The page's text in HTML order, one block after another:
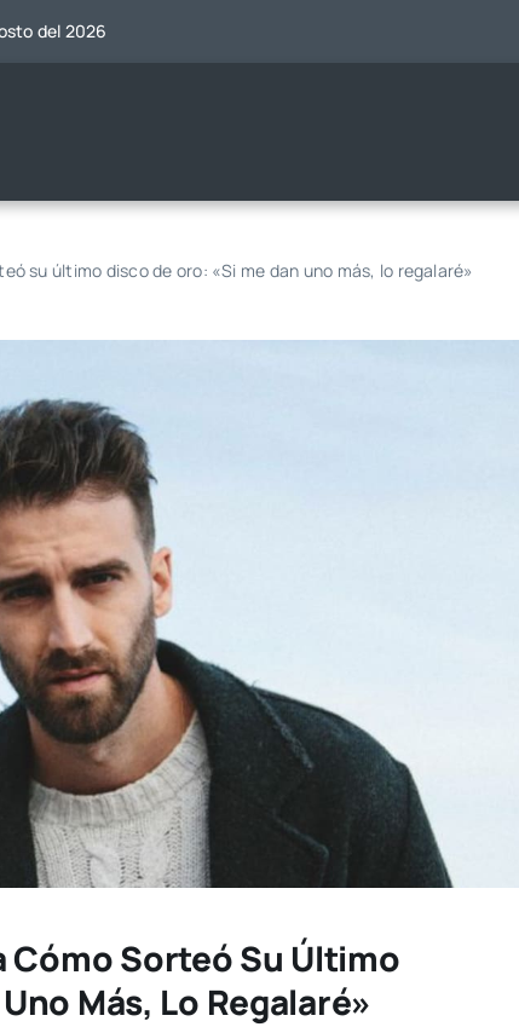
del 2026
su último disco de oro: «Si me dan uno más, lo regalaré»
Sorteó Su Último
Más, Lo Regalaré»